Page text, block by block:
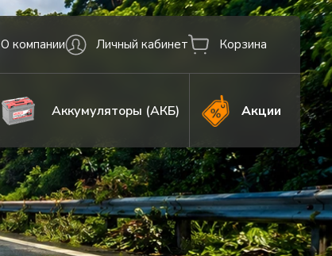
О компании Личный кабинет Корзина
Аккумуляторы (АКБ) Акции